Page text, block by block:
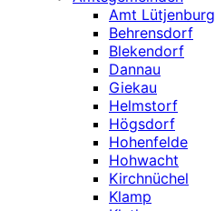
Amt Lütjenburg
Behrensdorf
Blekendorf
Dannau
Giekau
Helmstorf
Högsdorf
Hohenfelde
Hohwacht
Kirchnüchel
Klamp